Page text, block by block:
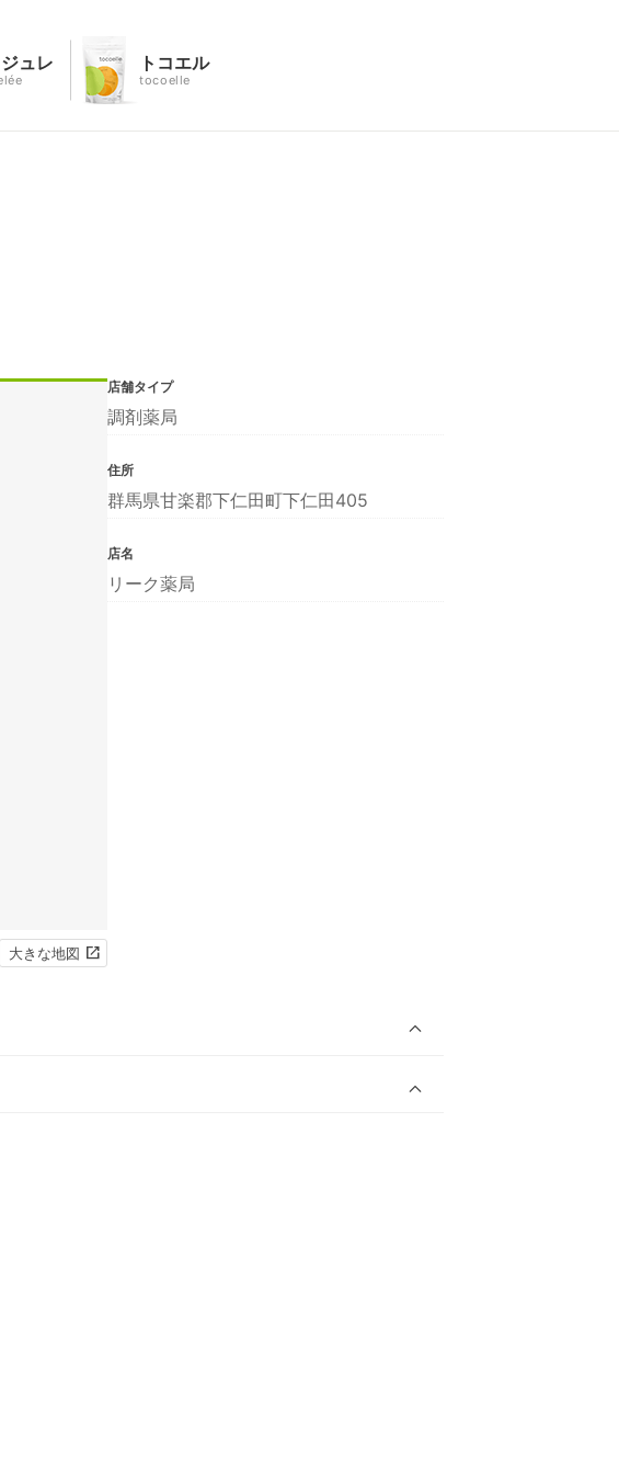
ュレ トコエル
tocoelle
大きな地図
店舗タイプ
調剤薬局
住所
群馬県甘楽郡下仁田町下仁田405
店名
リーク薬局